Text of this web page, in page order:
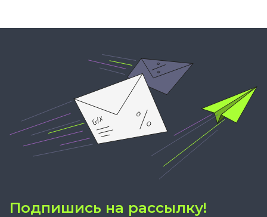
Подпишись на рассылку!